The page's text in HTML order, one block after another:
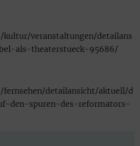
kultur/veranstaltungen/detailans
als-theaterstueck-95686/
fernsehen/detailansicht/aktuell/d
den-spuren-des-reformators-